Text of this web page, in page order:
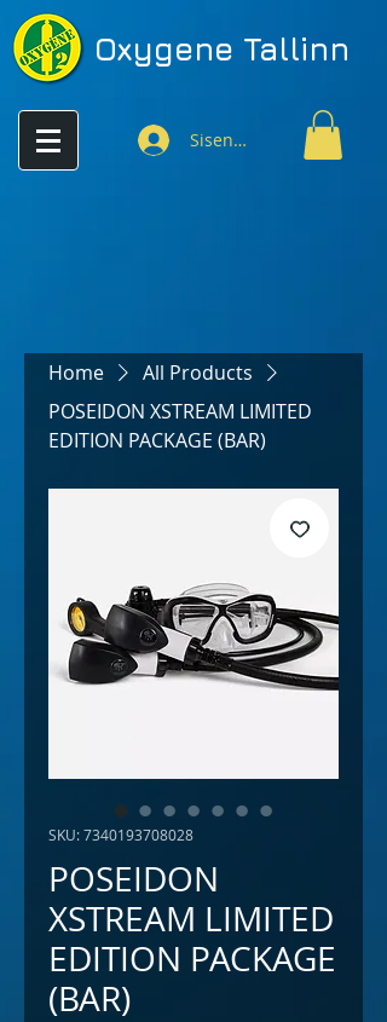
Oxygene Tallinn
Sisenen
Home
All Products
POSEIDON XSTREAM LIMITED
EDITION PACKAGE (BAR)
SKU: 7340193708028
POSEIDON
XSTREAM LIMITED
EDITION PACKAGE
(BAR)